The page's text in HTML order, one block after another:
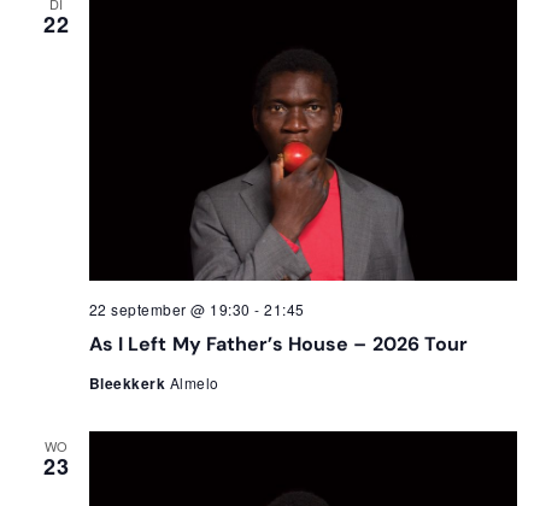
22
As I Left My Father’s House – 2026 Tour
22 september @ 19:30 - 21:45
Bleekkerk Almelo
WO
23